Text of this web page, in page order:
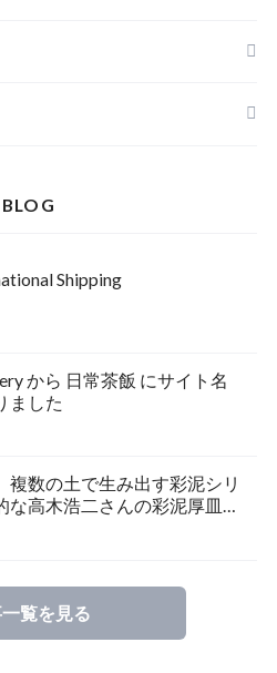
BLOG
Shipping
から 日常茶飯 にサイト名
ました
複数の土で生み出す彩泥シリ
な高木浩二さんの彩泥厚皿を
覧を見る